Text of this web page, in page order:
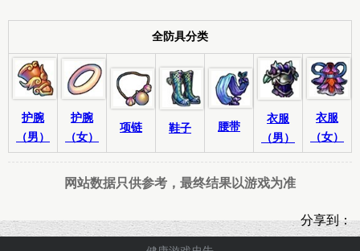
全防具分类
护腕
（男）
护腕
（女）
项链 鞋子 腰带
衣服
（男）
衣服
（女）
网站数据只供参考，最终结果以游戏为准
分享到：